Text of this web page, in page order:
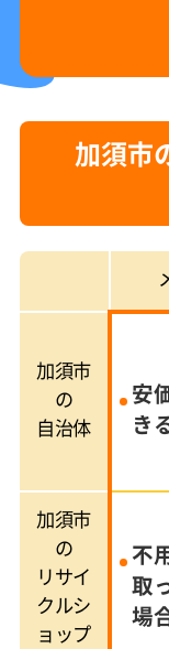
加須市
加須市
の
自治体
安
き
加須市
の
リサイ
クルシ
ョップ
不
取
場